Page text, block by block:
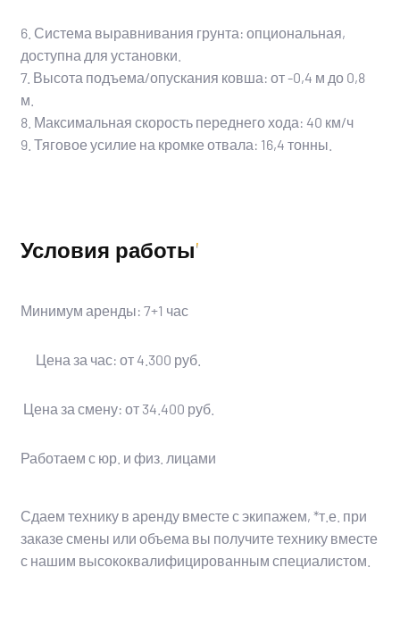
6. Система выравнивания грунта: опциональная,
доступна для установки.
7. Высота подъема/опускания ковша: от -0,4 м до 0,8
м.
8. Максимальная скорость переднего хода: 40 км/ч
9. Тяговое усилие на кромке отвала: 16,4 тонны.
Условия работы
Минимум аренды: 7+1 час
Цена за час: от 4.300 руб.
Цена за смену: от 34.400 руб.
Работаем с юр. и физ. лицами
Сдаем технику в аренду вместе с экипажем, *т.е. при
заказе смены или объема вы получите технику вместе
с нашим высококвалифицированным специалистом.